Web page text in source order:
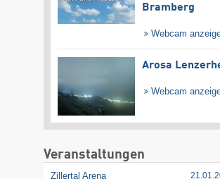
Bramberg
Webcam
Arosa
Webcam
Veranstaltungen
Zillertal Arena